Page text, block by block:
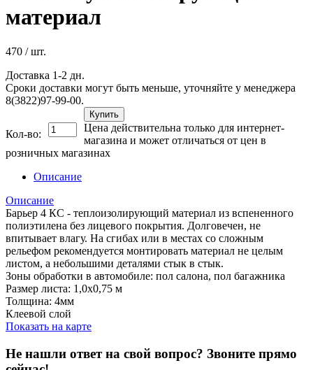
материал
470 / шт.
Доставка 1-2 дн.
Сроки доставки могут быть меньше, уточняйте у менеджера
8(3822)97-99-00.
Кол-во:
Купить
Цена действительна только для интернет-
магазина и может отличаться от цен в
розничных магазинах
Описание
Описание
Барьер 4 КС - теплоизолирующий материал из вспененного
полиэтилена без лицевого покрытия. Долговечен, не
впитывает влагу. На сгибах или в местах со сложным
рельефом рекомендуется монтировать материал не целым
листом, а небольшими деталями стык в стык.
Зоны обработки в автомобиле: пол салона, пол багажника
Размер листа: 1,0х0,75 м
Толщина: 4мм
Клеевой слой
Показать на карте
Не нашли ответ на свой вопрос? Звоните прямо